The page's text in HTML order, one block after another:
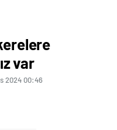
var
2024 00:46